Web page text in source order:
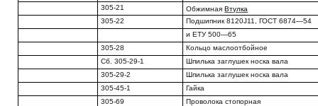
305-21
Обжимная Втулка
305-22
Подшипник 8120J11, ГОСТ 6874—54
и ЕТУ 500—65
305-28
Кольцо маслоотбойное
Сб. 305-29-1
Шпилька заглушек носка вала
305-29-2
Шпилька заглушек носка вала
305-45-1
Гайка
305-69
Проволока стопорная